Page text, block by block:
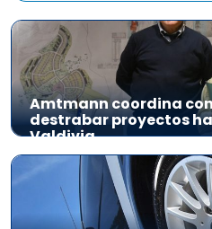
Amtmann coordina
destrabar proyectos
Valdivia